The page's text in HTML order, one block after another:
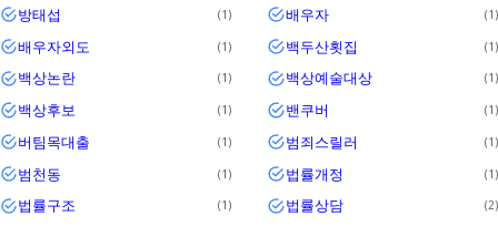
방태섭 1 배우자 1
배우자외도 1 백두산횟집 1
백상논란 1 백상예술대상 1
백상후보 1 밴쿠버 1
버팀목대출 1 범죄스릴러 1
범천동 1 법률개정 1
법률구조 1 법률상담 2